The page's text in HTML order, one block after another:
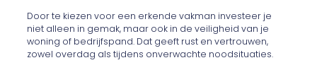
Door te kiezen voor een erkende vakman investeer je
niet alleen in gemak, maar ook in de veiligheid van je
woning of bedrijfspand. Dat geeft rust en vertrouwen,
zowel overdag als tijdens onverwachte noodsituaties.